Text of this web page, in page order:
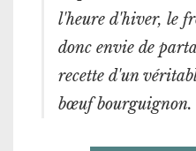
l'heure d'hiver, le
donc envie de
recette d'un
bœuf bourguignon.